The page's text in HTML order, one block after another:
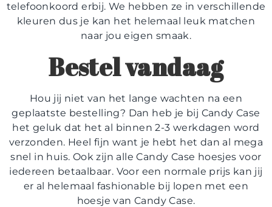
telefoonkoord erbij. We hebben ze in verschillende
kleuren dus je kan het helemaal leuk matchen
naar jou eigen smaak.
Bestel vandaag
Hou jij niet van het lange wachten na een
geplaatste bestelling? Dan heb je bij Candy Case
het geluk dat het al binnen 2-3 werkdagen word
verzonden. Heel fijn want je hebt het dan al mega
snel in huis. Ook zijn alle Candy Case hoesjes voor
iedereen betaalbaar. Voor een normale prijs kan jij
er al helemaal fashionable bij lopen met een
hoesje van Candy Case.